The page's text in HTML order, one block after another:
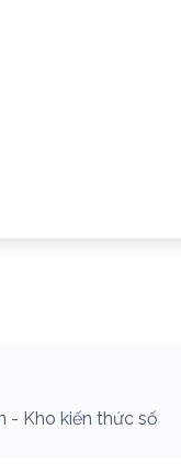
- Kho kiến thức số